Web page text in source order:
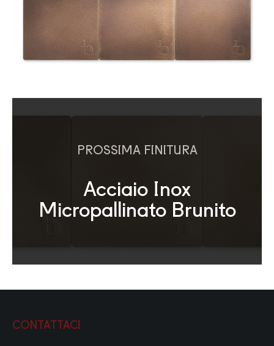
PROSSIMA FINITURA
Acciaio Inox
Micropallinato Brunito
CONTATTACI